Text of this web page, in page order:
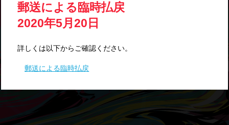
郵送による臨時払戻
2020年5月20日
詳しくは以下からご確認ください。
郵送による臨時払戻